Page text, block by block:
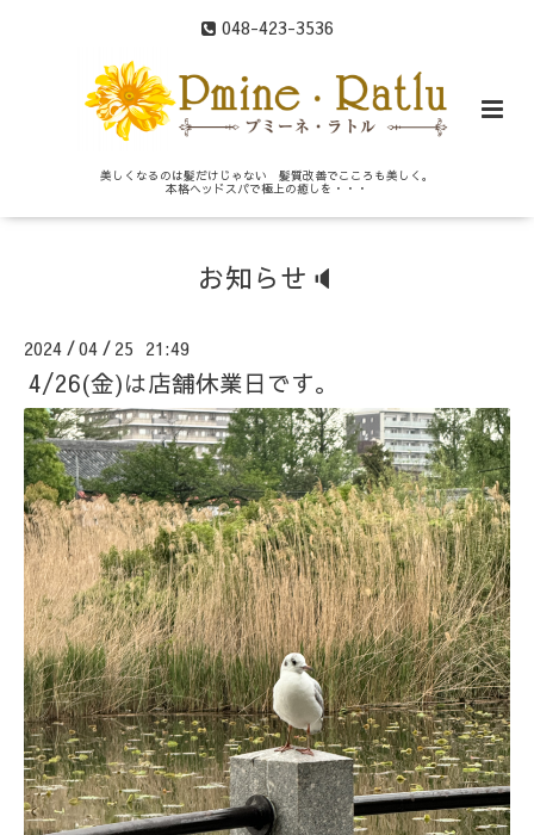
048-423-3536
美しくなるのは髪だけじゃない 髪質改善でこころも美しく。
本格ヘッドスパで極上の癒しを・・・
お知らせ🔈
2024 /04 / 25 21:49
4/26(金)は店舗休業日です。